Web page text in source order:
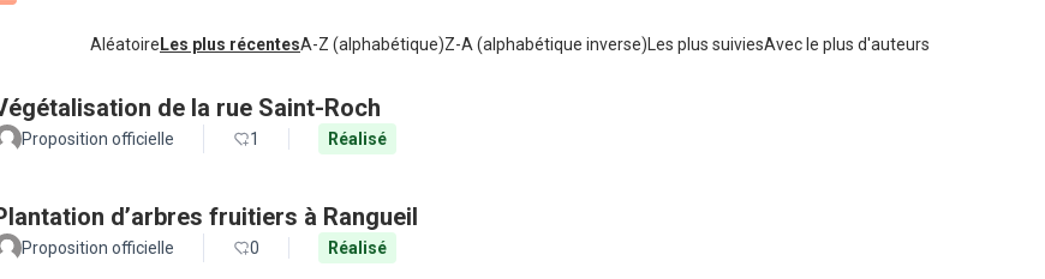
Aléatoire Les plus récentesA-Z (alphabétique)Z-A (alphabétique inverse) Les plus suiviesAvec le plus d'auteurs
de la rue Saint-Roch
Proposition officielle 1 Réalisé
d’arbres fruitiers à Rangueil
Proposition officielle 0 Réalisé